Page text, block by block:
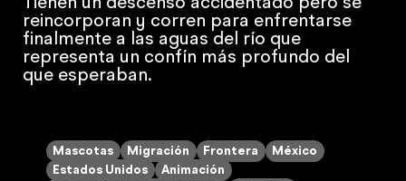
reincorporan y corren para enfrentarse
finalmente a las aguas del río que
representa un confín más profundo del
que esperaban.
Mascotas Migración Frontera
México
Estados Unidos
Animación